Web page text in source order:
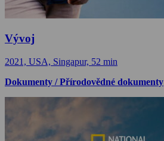
Vývoj
2021, USA, Singapur, 52 min
Dokumenty / Přírodovědné dokumenty